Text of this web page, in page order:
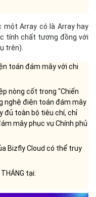
một Array có là Array hay
tính chất tương đồng với
trên).
toán đám mây với chi
nòng cốt trong "Chiến
nghệ điện toán đám mây
đủ toàn bộ tiêu chí, chỉ
mây phục vụ Chính phủ
Bizfly Cloud có thể truy
THÁNG tại: